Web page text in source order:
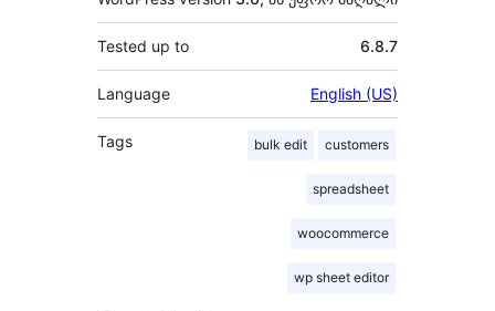
Tested up to 6.8.7
Language English (US)
Tags bulk edit customers
spreadsheet
woocommerce
wp sheet editor